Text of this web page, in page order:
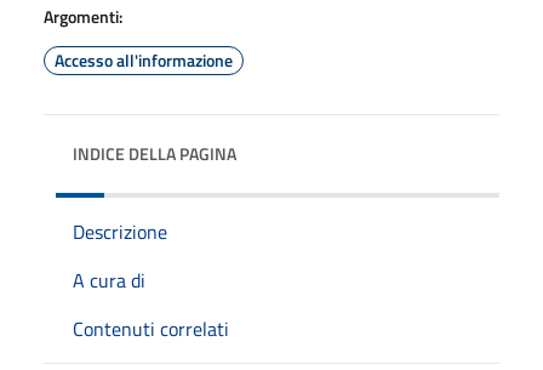
Argomenti:
Accesso all'informazione
INDICE DELLA PAGINA
Descrizione
A cura di
Contenuti correlati